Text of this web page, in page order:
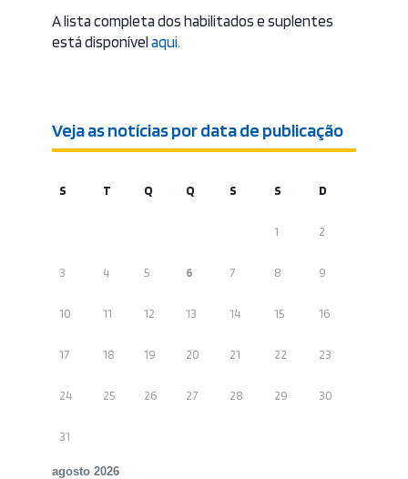
A lista completa dos habilitados e suplentes
está disponívelaqui.
Veja as notícias por data de publicação
agosto 2026
S T Q Q S S D
1 2
3 4 5 6 7 8 9
10 11 12 13 14 15 16
17 18 19 20 21 22 23
24 25 26 27 28 29 30
31